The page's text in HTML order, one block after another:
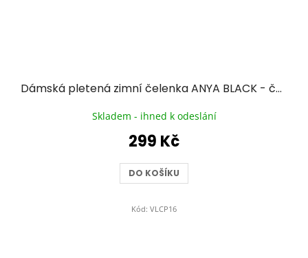
Dámská pletená zimní čelenka ANYA BLACK - černá
Skladem - ihned k odeslání
299 Kč
DO KOŠÍKU
Kód: VLCP16